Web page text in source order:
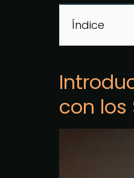
Índice
con los